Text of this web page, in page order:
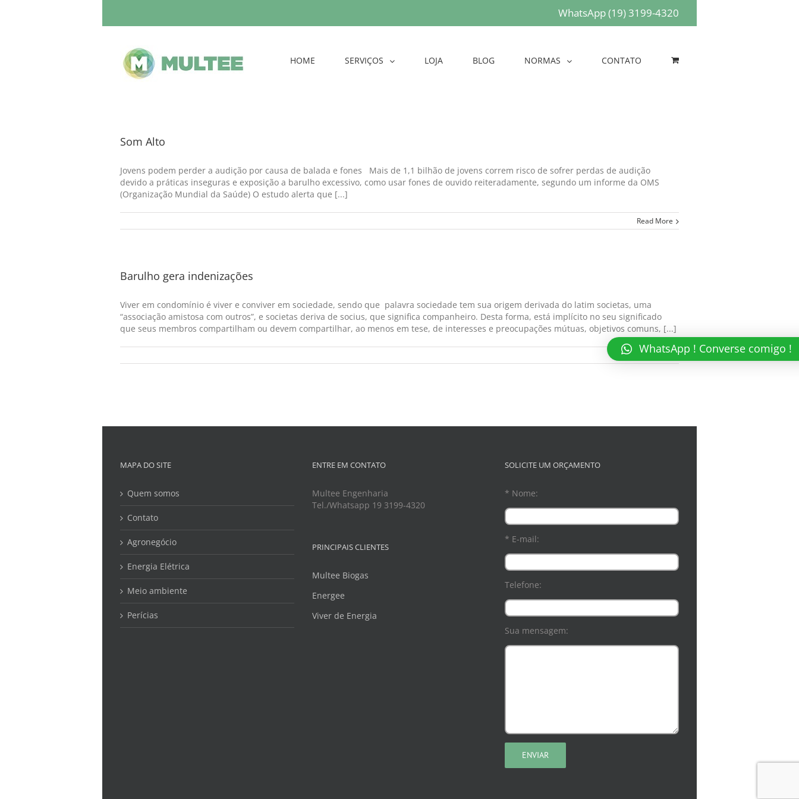
WhatsApp (19) 3199-4320
HOME SERVIÇOS LOJA BLOG NORMAS CONTATO
Som Alto
Jovens podem perder a audição por causa de balada e fones Mais de 1,1 bilhão de jovens correm risco de sofrer perdas de audição
devido a práticas inseguras e exposição a barulho excessivo, como usar fones de ouvido reiteradamente, segundo um informe da OMS
(Organização Mundial da Saúde) O estudo alerta que [...]
Read More
Barulho gera indenizações
Viver em condomínio é viver e conviver em sociedade, sendo que palavra sociedade tem sua origem derivada do latim societas, uma
“associação amistosa com outros”, e societas deriva de socius, que significa companheiro. Desta forma, está implícito no seu significado
que seus membros compartilham ou devem compartilhar, ao menos em tese, de interesses e preocupações mútuas, objetivos comuns, [...]
Read More
MAPA DO SITE
Quem somos
Contato
Agronegócio
Energia Elétrica
Meio ambiente
Perícias
ENTRE EM CONTATO
Multee Engenharia
Tel./Whatsapp 19 3199-4320
PRINCIPAIS CLIENTES
Multee Biogas
Energee
Viver de Energia
SOLICITE UM ORÇAMENTO
* Nome:
* E-mail:
Telefone:
Sua mensagem:
WhatsApp ! Converse comigo !